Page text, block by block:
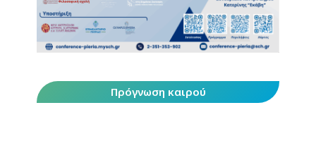
Πρόγνωση καιρού